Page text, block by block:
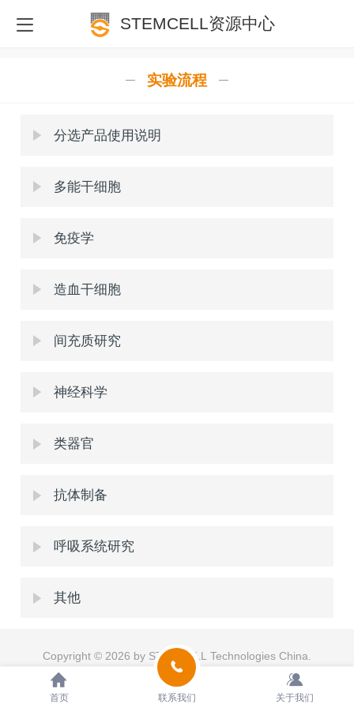
STEMCELL资源中心
实验流程
分选产品使用说明
多能干细胞
免疫学
造血干细胞
间充质研究
神经科学
类器官
抗体制备
呼吸系统研究
其他
Copyright © 2026 by STEMCELL Technologies China.
All rights reserved.
首页 联系我们 关于我们